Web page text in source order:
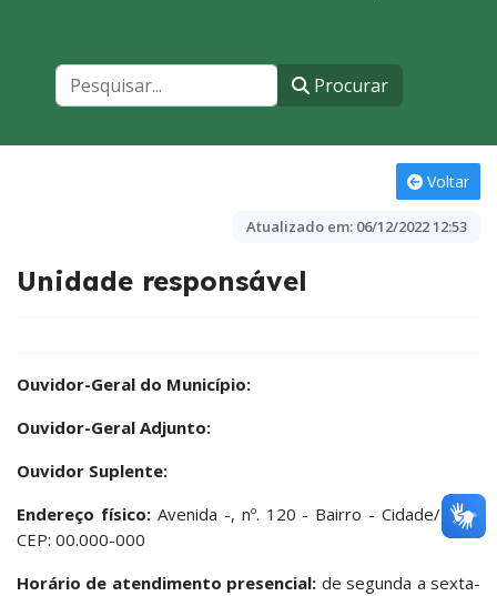
Procurar
Voltar
Atualizado em: 06/12/2022 12:53
Unidade responsável
Ouvidor-Geral do Município:
Ouvidor-Geral Adjunto:
Ouvidor Suplente:
Endereço físico:Avenida -, nº. 120 - Bairro - Cidade/MG -
CEP: 00.000-000
Horário de atendimento presencial: de segunda a sexta-